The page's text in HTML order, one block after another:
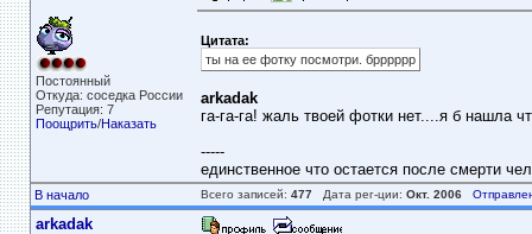
Постоянный
Откуда: соседка России
Репутация: 7
Поощрить/Наказать
Цитата:
ты на ее фотку посмотри. брррррр
arkadak
га-га-га! жаль твоей фотки нет....я б нашла
-----
единственное что остается после смерти
В начало Всего записей: 477Дата рег-ции: Окт. 2006
arkadak